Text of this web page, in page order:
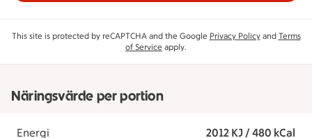
This site is protected by reCAPTCHA and the Google Privacy Policyand Terms
of Service apply.
Näringsvärde per portion
Energi 2012 KJ / 480 kCal